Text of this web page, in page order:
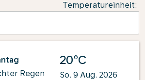
Temperatureinheit:
Regen
20°C
So. 9 Aug. 2026